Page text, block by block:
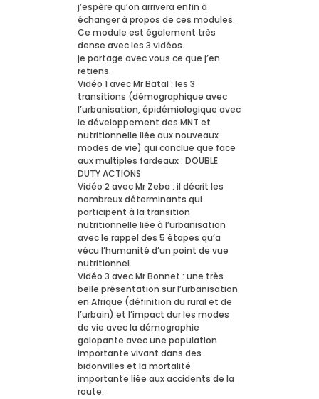
j’espère qu’on arrivera enfin à
échanger à propos de ces modules.
Ce module est également très
dense avec les 3 vidéos.
je partage avec vous ce que j’en
retiens.
Vidéo 1 avec Mr Batal : les 3
transitions (démographique avec
l’urbanisation, épidémiologique avec
le développement des MNT et
nutritionnelle liée aux nouveaux
modes de vie) qui conclue que face
aux multiples fardeaux : DOUBLE
DUTY ACTIONS
Vidéo 2 avec Mr Zeba : il décrit les
nombreux déterminants qui
participent à la transition
nutritionnelle liée à l’urbanisation
avec le rappel des 5 étapes qu’a
vécu l’humanité d’un point de vue
nutritionnel.
Vidéo 3 avec Mr Bonnet : une très
belle présentation sur l’urbanisation
en Afrique (définition du rural et de
l’urbain) et l’impact dur les modes
de vie avec la démographie
galopante avec une population
importante vivant dans des
bidonvilles et la mortalité
importante liée aux accidents de la
route.